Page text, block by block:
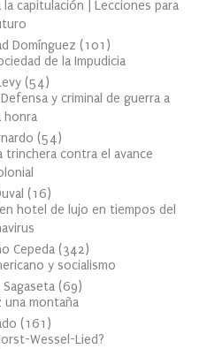
capitulación | Lecciones para
Domínguez (101 )
de la Impudicia
(54)
y criminal de guerra a
honra
(54)
trinchera contra el avance
(16)
hotel de lujo en tiempos del
Cepeda (342)
y socialismo
(69)
una montaña
(161 )
Wessel-Lied?